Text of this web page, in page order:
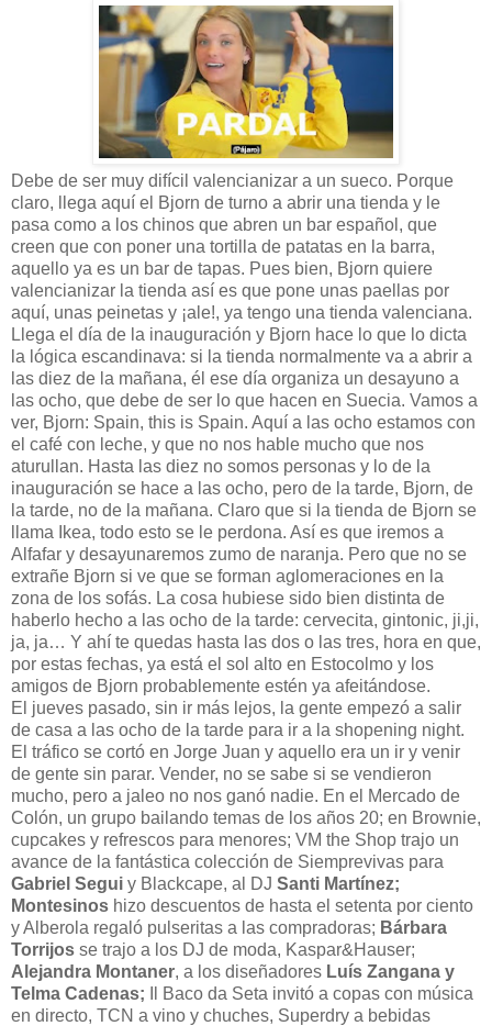
Debe de ser muy difícil valencianizar a un sueco. Porque
claro, llega aquí el Bjorn de turno a abrir una tienda y le
pasa como a los chinos que abren un bar español, que
creen que con poner una tortilla de patatas en la barra,
aquello ya es un bar de tapas. Pues bien, Bjorn quiere
valencianizar la tienda así es que pone unas paellas por
aquí, unas peinetas y ¡ale!, ya tengo una tienda valenciana.
Llega el día de la inauguración y Bjorn hace lo que lo dicta
la lógica escandinava: si la tienda normalmente va a abrir a
las diez de la mañana, él ese día organiza un desayuno a
las ocho, que debe de ser lo que hacen en Suecia. Vamos a
ver, Bjorn: Spain, this is Spain. Aquí a las ocho estamos con
el café con leche, y que no nos hable mucho que nos
aturullan. Hasta las diez no somos personas y lo de la
inauguración se hace a las ocho, pero de la tarde, Bjorn, de
la tarde, no de la mañana. Claro que si la tienda de Bjorn se
llama Ikea, todo esto se le perdona. Así es que iremos a
Alfafar y desayunaremos zumo de naranja. Pero que no se
extrañe Bjorn si ve que se forman aglomeraciones en la
zona de los sofás. La cosa hubiese sido bien distinta de
haberlo hecho a las ocho de la tarde: cervecita, gintonic, ji,ji,
ja, ja… Y ahí te quedas hasta las dos o las tres, hora en que,
por estas fechas, ya está el sol alto en Estocolmo y los
amigos de Bjorn probablemente estén ya afeitándose.
El jueves pasado, sin ir más lejos, la gente empezó a salir
de casa a las ocho de la tarde para ir a la shopening night.
El tráfico se cortó en Jorge Juan y aquello era un ir y venir
de gente sin parar. Vender, no se sabe si se vendieron
mucho, pero a jaleo no nos ganó nadie. En el Mercado de
Colón, un grupo bailando temas de los años 20; en Brownie,
cupcakes y refrescos para menores; VM the Shop trajo un
avance de la fantástica colección de Siemprevivas para
Gabriel Segui y Blackcape, al DJ Santi Martínez;
Montesinos hizo descuentos de hasta el setenta por ciento
y Alberola regaló pulseritas a las compradoras; Bárbara
Torrijos se trajo a los DJ de moda, Kaspar&Hauser;
Alejandra Montaner, a los diseñadores Luís Zangana y
Telma Cadenas; Il Baco da Seta invitó a copas con música
en directo, TCN a vino y chuches, Superdry a bebidas